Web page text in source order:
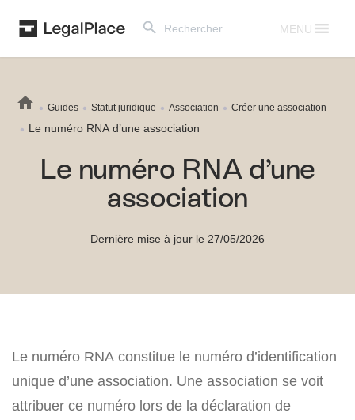
for:
MENU
Guides Statut juridique Association Créer une association
Le numéro RNA d’une association
Le numéro RNA d’une
association
Dernière mise à jour le 27/05/2026
Le numéro RNA constitue le numéro d’identification
unique d’une association. Une association se voit
attribuer ce numéro lors de la déclaration de